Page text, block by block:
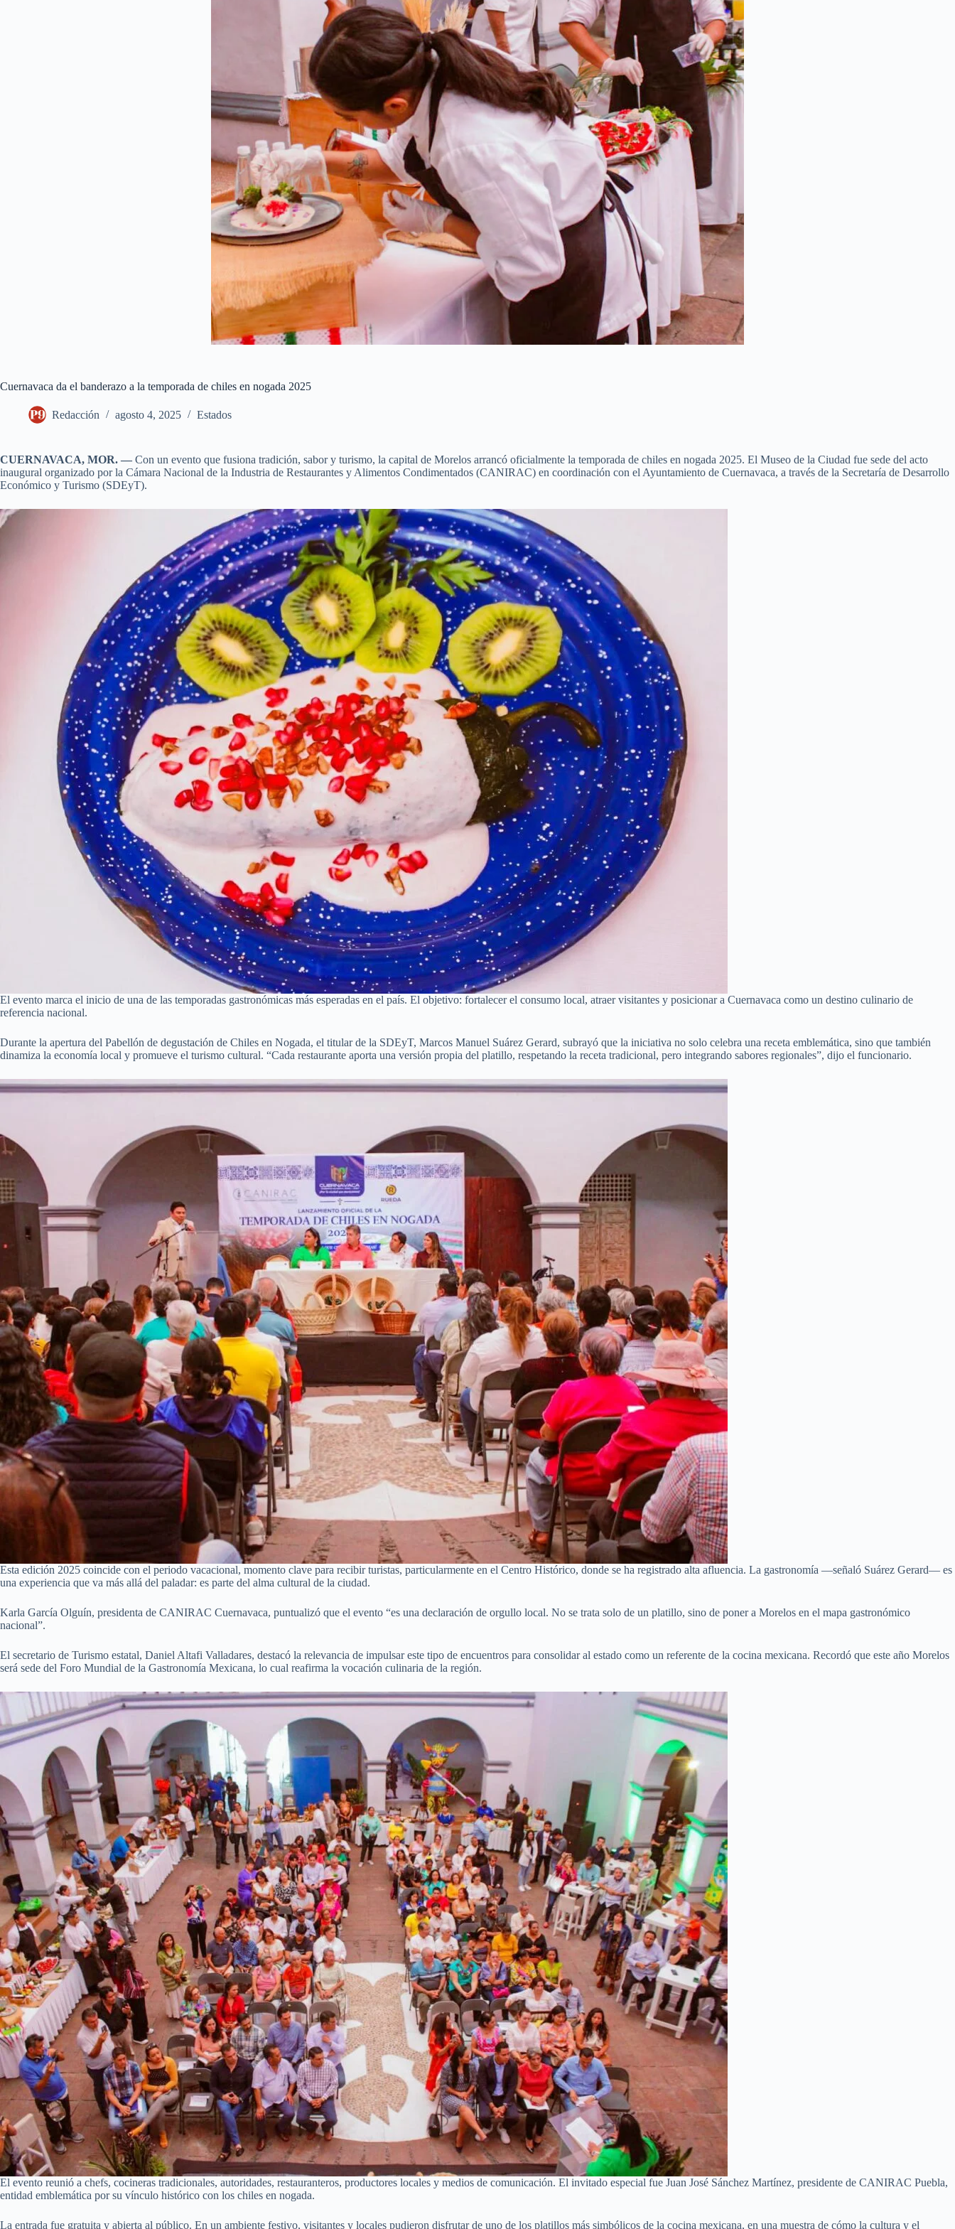
Cuernavaca da el banderazo a la temporada de chiles en nogada 2025
Redacción agosto 4, 2025 Estados
CUERNAVACA, MOR. — Con un evento que fusiona tradición, sabor y turismo, la capital de Morelos arrancó oficialmente la temporada de chiles en nogada 2025. El Museo de la Ciudad fue sede del acto
inaugural organizado por la Cámara Nacional de la Industria de Restaurantes y Alimentos Condimentados (CANIRAC) en coordinación con el Ayuntamiento de Cuernavaca, a través de la Secretaría de Desarrollo
Económico y Turismo (SDEyT).
El evento marca el inicio de una de las temporadas gastronómicas más esperadas en el país. El objetivo: fortalecer el consumo local, atraer visitantes y posicionar a Cuernavaca como un destino culinario de
referencia nacional.
Durante la apertura del Pabellón de degustación de Chiles en Nogada, el titular de la SDEyT, Marcos Manuel Suárez Gerard, subrayó que la iniciativa no solo celebra una receta emblemática, sino que también
dinamiza la economía local y promueve el turismo cultural. “Cada restaurante aporta una versión propia del platillo, respetando la receta tradicional, pero integrando sabores regionales”, dijo el funcionario.
Esta edición 2025 coincide con el periodo vacacional, momento clave para recibir turistas, particularmente en el Centro Histórico, donde se ha registrado alta afluencia. La gastronomía —señaló Suárez Gerard— es
una experiencia que va más allá del paladar: es parte del alma cultural de la ciudad.
Karla García Olguín, presidenta de CANIRAC Cuernavaca, puntualizó que el evento “es una declaración de orgullo local. No se trata solo de un platillo, sino de poner a Morelos en el mapa gastronómico
nacional”.
El secretario de Turismo estatal, Daniel Altafi Valladares, destacó la relevancia de impulsar este tipo de encuentros para consolidar al estado como un referente de la cocina mexicana. Recordó que este año Morelos
será sede del Foro Mundial de la Gastronomía Mexicana, lo cual reafirma la vocación culinaria de la región.
El evento reunió a chefs, cocineras tradicionales, autoridades, restauranteros, productores locales y medios de comunicación. El invitado especial fue Juan José Sánchez Martínez, presidente de CANIRAC Puebla,
entidad emblemática por su vínculo histórico con los chiles en nogada.
La entrada fue gratuita y abierta al público. En un ambiente festivo, visitantes y locales pudieron disfrutar de uno de los platillos más simbólicos de la cocina mexicana, en una muestra de cómo la cultura y el